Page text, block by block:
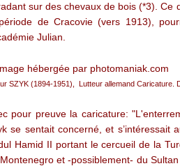
sur des chevaux de bois (*3). Ce
de Cracovie (vers 1913),
Julian.
SZYK (1894-1951), Lutteur allemand Caricature.
pour preuve la caricature:
se sentait concerné, et s’intéressait
Hamid II portant le cercueil de la
et -possiblement- du